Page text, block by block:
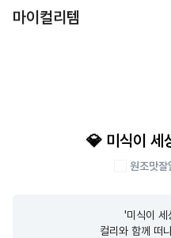
마이컬리템
💎 미식이 세
원조맛잘
'미식이 세
컬리와 함께 떠